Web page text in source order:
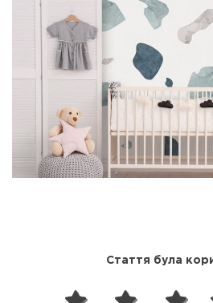
Стаття була